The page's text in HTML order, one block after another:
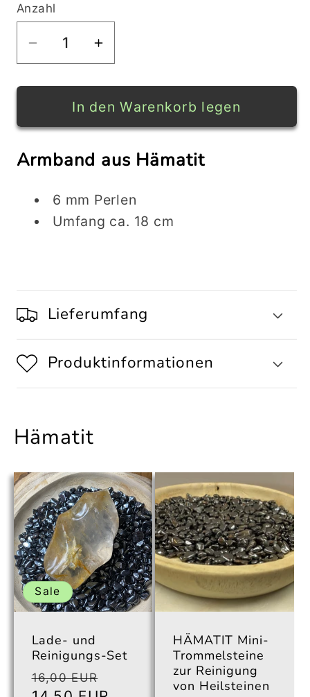
Anzahl
Verringere
die
Menge
HÄMATIT
mit
mm
Perlen
Erhöhe
die
Menge
für
HÄMATIT
mit
mm
Perlen
In den Warenkorb legen
Armband aus Hämatit
6 mm Perlen
Umfang ca. 18 cm
Lieferumfang
Produktinformationen
Hämatit
Sale
Lade- und
Reinigungs-Set
Normaler
16,00 EUR
Verkaufspreis
HÄMATIT Mini-
Trommelsteine
zur Reinigung
von Heilsteinen